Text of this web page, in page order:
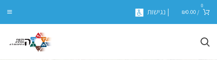
0
/
₪0.00 | נגישות